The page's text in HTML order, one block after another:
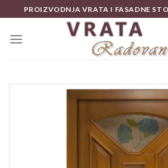
to
content
PROIZVODNJA VRATA I FASADNE